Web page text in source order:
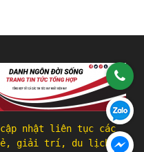
nhật liên tục các
giải trí, du lịch, ẩm